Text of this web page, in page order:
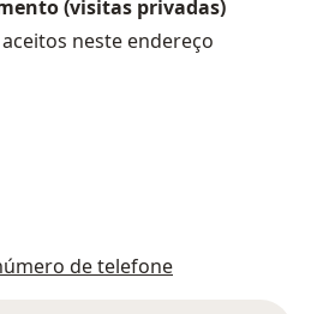
(visitas privadas)
neste endereço
de telefone